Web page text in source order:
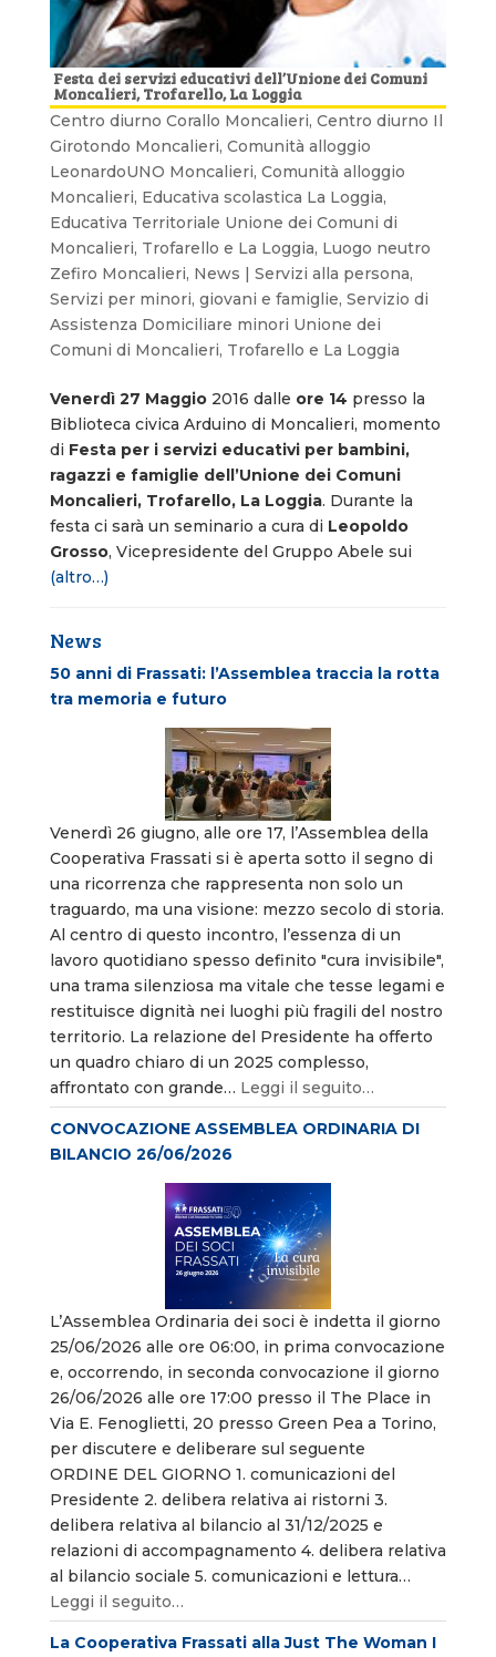
Festa dei servizi educativi dell’Unione dei Comuni
Moncalieri, Trofarello, La Loggia
Centro diurno Corallo Moncalieri, Centro diurno Il
Girotondo Moncalieri, Comunità alloggio
LeonardoUNO Moncalieri, Comunità alloggio
Moncalieri, Educativa scolastica La Loggia,
Educativa Territoriale Unione dei Comuni di
Moncalieri, Trofarello e La Loggia, Luogo neutro
Zefiro Moncalieri, News | Servizi alla persona,
Servizi per minori, giovani e famiglie, Servizio di
Assistenza Domiciliare minori Unione dei
Comuni di Moncalieri, Trofarello e La Loggia
Venerdì 27 Maggio2016 dalle ore 14 presso la
Biblioteca civica Arduino di Moncalieri, momento
di Festa per i servizi educativi per bambini,
ragazzi e famiglie dell’Unione dei Comuni
Moncalieri, Trofarello, La Loggia. Durante la
festa ci sarà un seminario a cura di Leopoldo
Grosso, Vicepresidente del Gruppo Abele sui
(altro…)
News
50 anni di Frassati: l’Assemblea traccia la rotta
tra memoria e futuro
Venerdì 26 giugno, alle ore 17, l’Assemblea della
Cooperativa Frassati si è aperta sotto il segno di
una ricorrenza che rappresenta non solo un
traguardo, ma una visione: mezzo secolo di storia.
Al centro di questo incontro, l’essenza di un
lavoro quotidiano spesso definito "cura invisibile",
una trama silenziosa ma vitale che tesse legami e
restituisce dignità nei luoghi più fragili del nostro
territorio. La relazione del Presidente ha offerto
un quadro chiaro di un 2025 complesso,
affrontato con grande… Leggi il seguito…
CONVOCAZIONE ASSEMBLEA ORDINARIA DI
BILANCIO 26/06/2026
L’Assemblea Ordinaria dei soci è indetta il giorno
25/06/2026 alle ore 06:00, in prima convocazione
e, occorrendo, in seconda convocazione il giorno
26/06/2026 alle ore 17:00 presso il The Place in
Via E. Fenoglietti, 20 presso Green Pea a Torino,
per discutere e deliberare sul seguente
ORDINE DEL GIORNO 1. comunicazioni del
Presidente 2. delibera relativa ai ristorni 3.
delibera relativa al bilancio al 31/12/2025 e
relazioni di accompagnamento 4. delibera relativa
al bilancio sociale 5. comunicazioni e lettura…
Leggi il seguito…
La Cooperativa Frassati alla Just The Woman I